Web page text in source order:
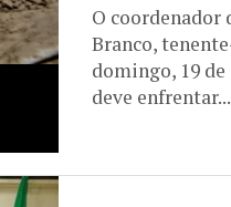
O coordenador
Branco,
domingo, 19
deve enfrentar...